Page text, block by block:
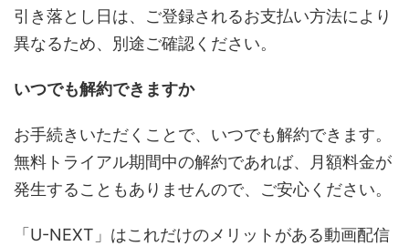
引き落とし日は、ご登録されるお支払い方法により
異なるため、別途ご確認ください。
いつでも解約できますか
お手続きいただくことで、いつでも解約できます。
無料トライアル期間中の解約であれば、月額料金が
発生することもありませんので、ご安心ください。
「U-NEXT」はこれだけのメリットがある動画配信